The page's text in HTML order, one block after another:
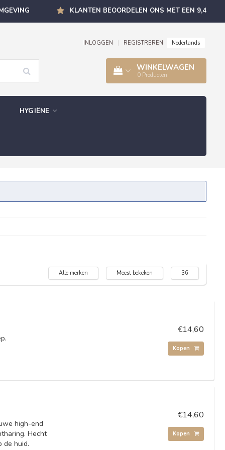
KLANTEN BEOORDELEN ONS MET EEN 9,4
INLOGGEN REGISTREREN Nederlands
WINKELWAGEN
0 Producten
HYGIËNE
Alle merken Meest bekeken 36
€14,60
Kopen
high-end
Hecht
de huid.
€14,60
Kopen